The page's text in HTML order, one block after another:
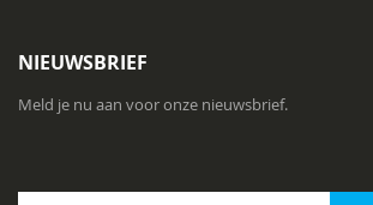
NIEUWSBRIEF
Meld je nu aan voor onze nieuwsbrief.